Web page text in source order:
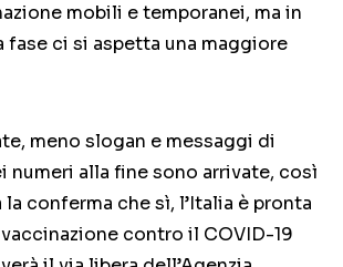
mobili e temporanei, ma in
fase ci si aspetta una maggiore
meno slogan e messaggi di
numeri alla fine sono arrivate, così
conferma che sì, l’Italia è pronta
contro il COVID-19